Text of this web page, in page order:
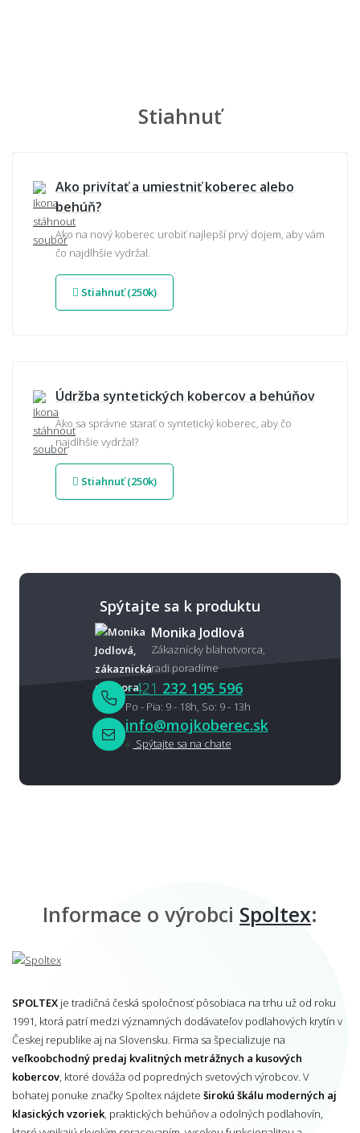
Stiahnuť
Ako privítať a umiestniť koberec alebo
behúň?
Ako na nový koberec urobiť najlepší prvý dojem, aby vám
čo najdlhšie vydržal.
Stiahnuť (250k)
Údržba syntetických kobercov a behúňov
Ako sa správne starať o syntetický koberec, aby čo
najdlhšie vydržal?
Stiahnuť (250k)
Spýtajte sa k produktu
Monika Jodlová
Zákaznícky blahotvorca,
radi poradíme
+421 232 195 596
Po - Pia: 9 - 18h, So: 9 - 13h
info@mojkoberec.sk
Spýtajte sa na chate
Informace o výrobci Spoltex:
SPOLTEX je tradičná česká spoločnosť pôsobiaca na trhu už od roku
1991, ktorá patrí medzi významných dodávateľov podlahových krytín v
Českej republike aj na Slovensku. Firma sa špecializuje na
veľkoobchodný predaj kvalitných metrážnych a kusových
kobercov, ktoré dováža od popredných svetových výrobcov. V
bohatej ponuke značky Spoltex nájdete širokú škálu moderných aj
klasických vzoriek, praktických behúňov a odolných podlahovín,